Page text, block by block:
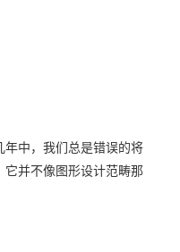
中，我们总是错误的将
并不像图形设计范畴那